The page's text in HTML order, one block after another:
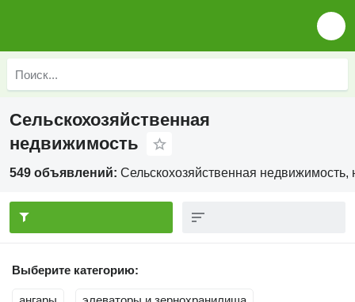
Сельскохозяйственная
недвижимость
549 объявлений: Сельскохозяйственная недвижимость,
Выберите категорию: